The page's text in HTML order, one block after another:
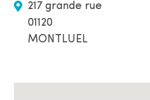
217 grande rue
01120
MONTLUEL